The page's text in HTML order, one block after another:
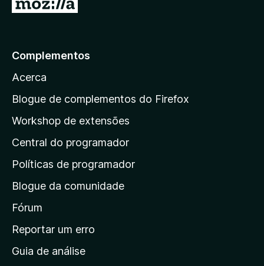
a
a
a
á
g
i
a
i
n
c
Complementos
Acerca
Blogue de complementos do Firefox
Workshop de extensões
Central do programador
Políticas de programador
Blogue da comunidade
Fórum
Reportar um erro
Guia de análise